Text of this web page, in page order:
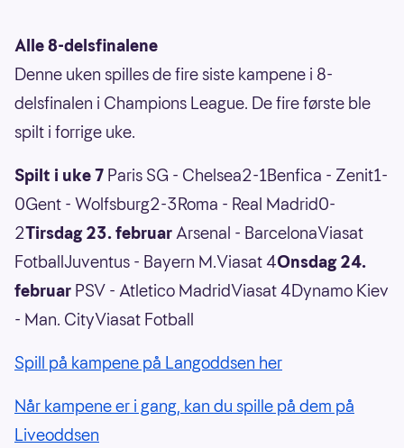
Alle 8-delsfinalene
Denne uken spilles de fire siste kampene i 8-
delsfinalen i Champions League. De fire første ble
spilt i forrige uke.
Spilt i uke 7 Paris SG - Chelsea2-1Benfica - Zenit1-
0Gent - Wolfsburg2-3Roma - Real Madrid0-
2Tirsdag 23. februarArsenal - BarcelonaViasat
FotballJuventus - Bayern M.Viasat 4Onsdag 24.
februar PSV - Atletico MadridViasat 4Dynamo Kiev
- Man. CityViasat Fotball
Spill på kampene på Langoddsen her
Når kampene er i gang, kan du spille på dem på
Liveoddsen